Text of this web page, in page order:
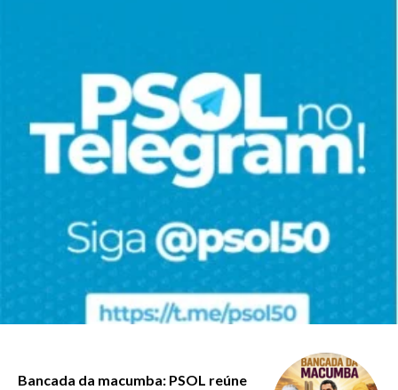
Bancada da macumba: PSOL reúne